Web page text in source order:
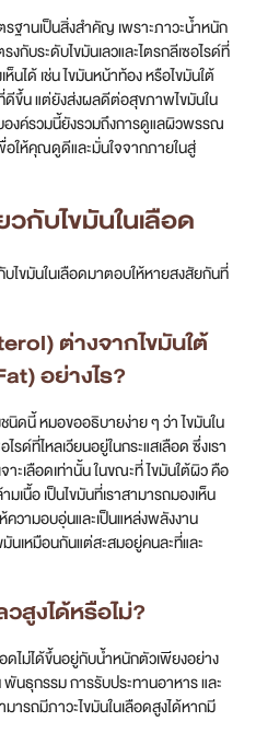
ฐานเป็นสิ่งสำคัญ เพราะภาวะน้ำหนัก
กับระดับไขมันเลวและไตรกลีเซอไรด์ที่
นได้ เช่น ไขมันหน้าท้อง หรือไขมันใต้
ดีขึ้น แต่ยังส่งผลดีต่อสุขภาพไขมันใน
งค์รวมนี้ยังรวมถึงการดูแลผิวพรรณ
อให้คุณดูดีและมั่นใจจากภายในสู่
กับไขมันในเลือด
ไขมันในเลือดมาตอบให้หายสงสัยกันที่
ต่างจากไขมันใต้
อย่างไร?
ดนี้ หมอขออธิบายง่าย ๆ ว่า ไขมันใน
รด์ที่ไหลเวียนอยู่ในกระแสเลือด ซึ่งเรา
ะเลือดเท่านั้น ในขณะที่ ไขมันใต้ผิว คือ
เนื้อ เป็นไขมันที่เราสามารถมองเห็น
วามอบอุ่นและเป็นแหล่งพลังงาน
นเหมือนกันแต่สะสมอยู่คนละที่และ
สูงได้หรือไม่?
ดไม่ได้ขึ้นอยู่กับน้ำหนักตัวเพียงอย่าง
นธุกรรม การรับประทานอาหาร และ
รถมีภาวะไขมันในเลือดสูงได้หากมี